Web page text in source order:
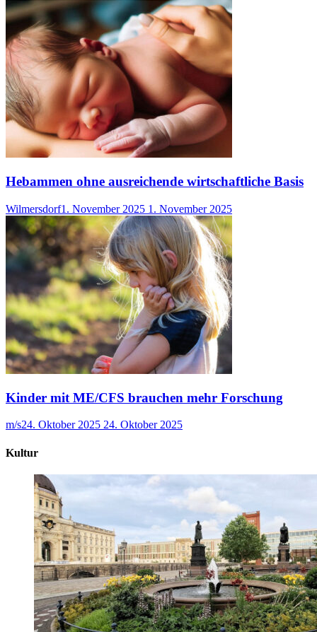
Hebammen ohne ausreichende wirtschaftliche Basis
Wilmersdorf1. November 2025 1. November 2025
Kinder mit ME/CFS brauchen mehr Forschung
m/s24. Oktober 2025 24. Oktober 2025
Kultur